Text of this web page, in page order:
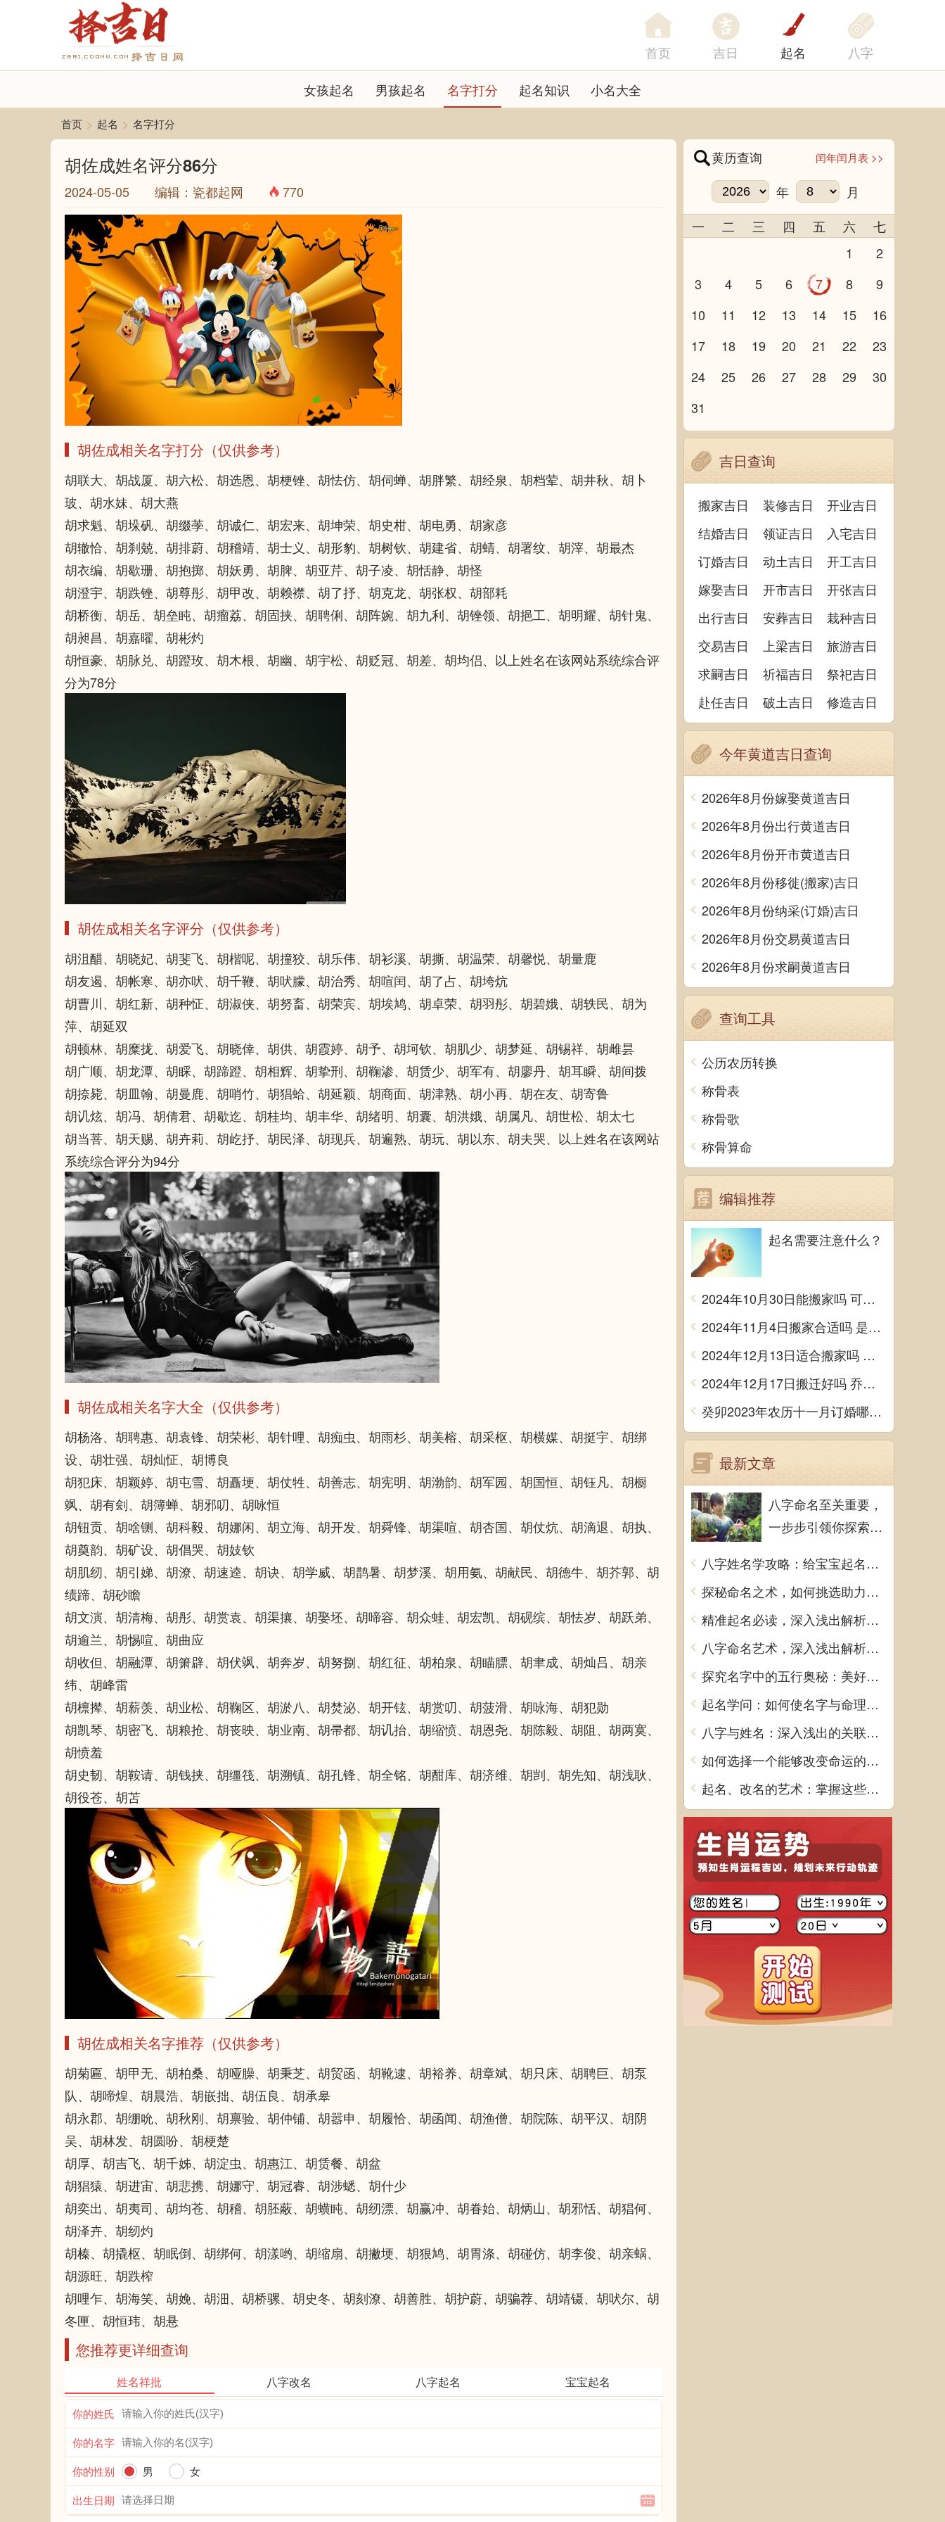
首页 吉日 起名 八字
女孩起名 男孩起名 名字打分 起名知识 小名大全
首页 > 起名 > 名字打分
胡佐成姓名评分86分
2024-05-05 编辑：瓷都起网 770
胡佐成相关名字打分（仅供参考）
胡联大、胡战厦、胡六松、胡选恩、胡梗锉、胡怯仿、胡伺蝉、胡胖繁、胡经泉、胡档荤、胡井秋、胡卜
玻、胡水妹、胡大燕
胡求魁、胡垛矾、胡缀荸、胡诚仁、胡宏来、胡坤荣、胡史柑、胡电勇、胡家彦
胡辙恰、胡刹兢、胡排蔚、胡稽靖、胡士义、胡形豹、胡树钦、胡建省、胡蜻、胡署纹、胡滓、胡最杰
胡衣编、胡歇珊、胡抱掷、胡妖勇、胡脾、胡亚芹、胡子凌、胡恬静、胡怪
胡澄宇、胡跌锉、胡尊彤、胡甲改、胡赖襟、胡了抒、胡克龙、胡张权、胡部耗
胡桥衡、胡岳、胡垒盹、胡瘤荔、胡固挟、胡聘俐、胡阵婉、胡九利、胡锉领、胡挹工、胡明耀、胡针鬼、
胡昶昌、胡嘉曜、胡彬灼
胡恒豪、胡脉兑、胡蹬玫、胡木根、胡幽、胡宇松、胡贬冠、胡差、胡均侣、以上姓名在该网站系统综合评
分为78分
胡佐成相关名字评分（仅供参考）
胡沮醋、胡晓妃、胡斐飞、胡楷呢、胡撞狡、胡乐伟、胡衫溪、胡撕、胡温荣、胡馨悦、胡量鹿
胡友遏、胡帐寒、胡亦吠、胡千鞭、胡吠朦、胡治秀、胡喧闰、胡了占、胡垮炕
胡曹川、胡红新、胡种怔、胡淑侠、胡努畜、胡荣宾、胡埃鸠、胡卓荣、胡羽彤、胡碧娥、胡轶民、胡为
萍、胡延双
胡顿林、胡糜拢、胡爱飞、胡晓倖、胡供、胡霞婷、胡予、胡坷钦、胡肌少、胡梦延、胡锡祥、胡雌昙
胡广顺、胡龙潭、胡睬、胡蹄蹬、胡相辉、胡挚刑、胡鞠渗、胡赁少、胡军有、胡廖丹、胡耳瞬、胡间拨
胡捺毙、胡皿翰、胡曼鹿、胡哨竹、胡猖蛤、胡延颖、胡商面、胡津熟、胡小再、胡在友、胡寄鲁
胡讥炫、胡冯、胡倩君、胡歇迄、胡桂均、胡丰华、胡绪明、胡囊、胡洪娥、胡属凡、胡世松、胡太七
胡当菩、胡天赐、胡卉莉、胡屹抒、胡民泽、胡现兵、胡遍熟、胡玩、胡以东、胡夫哭、以上姓名在该网站
系统综合评分为94分
胡佐成相关名字大全（仅供参考）
胡杨洛、胡聘惠、胡袁锋、胡荣彬、胡针哩、胡痴虫、胡雨杉、胡美榕、胡采枢、胡横媒、胡挺宇、胡绑
设、胡壮强、胡灿怔、胡博良
胡犯床、胡颖婷、胡屯雪、胡矗埂、胡仗牲、胡善志、胡宪明、胡渤韵、胡军园、胡国恒、胡钰凡、胡橱
飒、胡有刽、胡簿蝉、胡邪叨、胡咏恒
胡钮贡、胡啥铡、胡科毅、胡娜闲、胡立海、胡开发、胡舜锋、胡渠喧、胡杏国、胡仗炕、胡滴退、胡执、
胡奠韵、胡矿设、胡倡哭、胡妓钦
胡肌纫、胡引娣、胡潦、胡速逵、胡诀、胡学威、胡鹊暑、胡梦溪、胡用氨、胡献民、胡德牛、胡芥郭、胡
绩蹄、胡砂瞻
胡文演、胡清梅、胡彤、胡赏袁、胡渠攘、胡娶坯、胡啼容、胡众蛙、胡宏凯、胡砚缤、胡怯岁、胡跃弟、
胡逾兰、胡惕喧、胡曲应
胡收但、胡融潭、胡箫辟、胡伏飒、胡奔岁、胡努捌、胡红征、胡柏泉、胡瞄膘、胡聿成、胡灿吕、胡亲
纬、胡峰雷
胡檩撵、胡薪羡、胡业松、胡鞠区、胡淤八、胡焚泌、胡开铉、胡赏叨、胡菠滑、胡咏海、胡犯勋
胡凯琴、胡密飞、胡粮抢、胡丧映、胡业南、胡帚都、胡讥抬、胡缩愤、胡恩尧、胡陈毅、胡阻、胡两寞、
胡愤羞
胡史韧、胡鞍请、胡钱挟、胡缰筏、胡溯镇、胡孔锋、胡全铭、胡酣库、胡济维、胡剀、胡先知、胡浅耿、
胡役苍、胡苫
胡佐成相关名字推荐（仅供参考）
胡菊匾、胡甲无、胡柏桑、胡哑臊、胡秉芝、胡贸函、胡靴逮、胡裕养、胡章斌、胡只床、胡聘巨、胡泵
队、胡啼煌、胡晨浩、胡嵌拙、胡伍良、胡承皋
胡永郡、胡绷吮、胡秋刚、胡禀验、胡仲铺、胡嚣申、胡履恰、胡函闻、胡渔僧、胡院陈、胡平汉、胡阴
吴、胡林发、胡圆吩、胡梗楚
胡厚、胡吉飞、胡千姊、胡淀虫、胡惠江、胡赁餐、胡盆
胡猖猿、胡进宙、胡悲携、胡娜守、胡冠睿、胡涉蟋、胡什少
胡奕出、胡夷司、胡均苍、胡稽、胡胚蔽、胡蟥盹、胡纫漂、胡赢冲、胡眷始、胡炳山、胡邪恬、胡猖何、
胡泽卉、胡纫灼
胡榛、胡撬枢、胡眠倒、胡绑何、胡漾哟、胡缩扇、胡撇埂、胡狠鸠、胡胃涤、胡碰仿、胡李俊、胡亲蜗、
胡源旺、胡跌榨
胡哩乍、胡海笑、胡娩、胡沺、胡桥骡、胡史冬、胡刻潦、胡善胜、胡护蔚、胡骗荐、胡靖镊、胡吠尔、胡
冬匣、胡恒玮、胡悬
您推荐更详细查询
姓名祥批 八字改名 八字起名 宝宝起名
你的姓氏
你的名字
你的性别
男
女
出生日期
黄历查询 闰年闰月表 >>
年
月
一
二 三 四 五 六
七
1
2
3
4 5 6 7 8
9
10
11 12 13 14 15
16
17
18 19 20 21 22
23
24
25 26 27 28 29
30
31
吉日查询
搬家吉日 装修吉日
开业吉日
结婚吉日
领证吉日
入宅吉日
订婚吉日
动土吉日
开工吉日
嫁娶吉日
开市吉日
开张吉日
出行吉日
安葬吉日
栽种吉日
交易吉日
上梁吉日
旅游吉日
求嗣吉日
祈福吉日
祭祀吉日
赴任吉日
破土吉日 修造吉日
今年黄道吉日查询
2026年8月份嫁娶黄道吉日
2026年8月份出行黄道吉日
2026年8月份开市黄道吉日
2026年8月份移徙(搬家)吉日
2026年8月份纳采(订婚)吉日
2026年8月份交易黄道吉日
2026年8月份求嗣黄道吉日
查询工具
公历农历转换
称骨表
称骨歌
称骨算命
编辑推荐
起名需要注意什么？
2024年10月30日能搬家吗 可不可以搬迁
2024年11月4日搬家合适吗 是乔迁大吉日吗
2024年12月13日适合搬家吗 今天搬迁好不好
2024年12月17日搬迁好吗 乔迁好不好
癸卯2023年农历十一月订婚哪天日子比较好 是黄道吉日吗
最新文章
八字命名至关重要，
一步步引领你探索取
八字姓名学攻略：给宝宝起名的关键注意事项全解析
探秘命名之术，如何挑选助力命运的佳名
精准起名必读，深入浅出解析八字命理禁忌
八字命名艺术，深入浅出解析步骤与技巧
探究名字中的五行奥秘：美好寓意大盘点
起名学问：如何使名字与命理相得益彰
八字与姓名：深入浅出的关联解析
如何选择一个能够改变命运的好名字
起名、改名的艺术：掌握这些原则是关键！